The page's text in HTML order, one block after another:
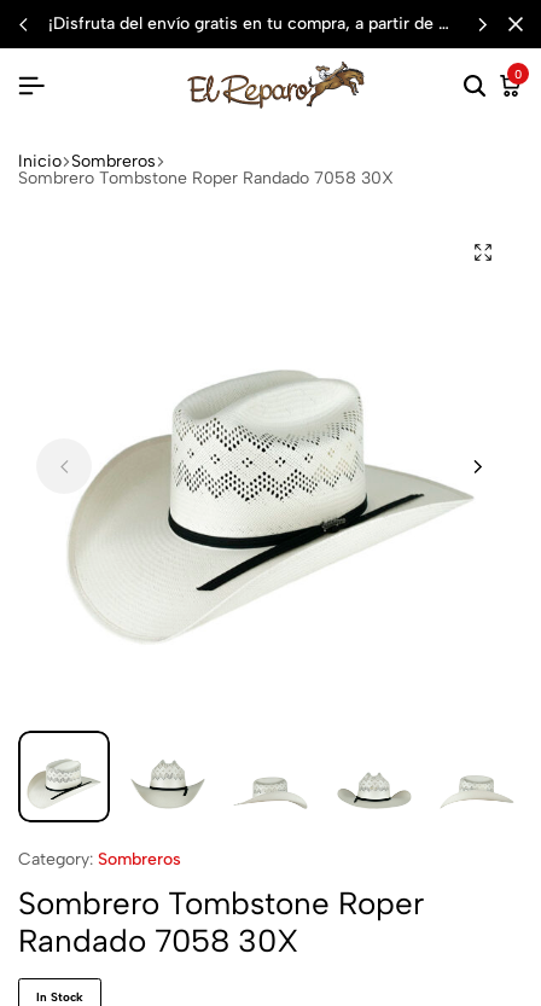
¡disfruta del envío gratis en tu compra, a partir de $3,000 mxn
0
Inicio Sombreros
Sombrero Tombstone Roper Randado 7058 30X
Category: Sombreros
Sombrero Tombstone Roper
Randado 7058 30X
In Stock